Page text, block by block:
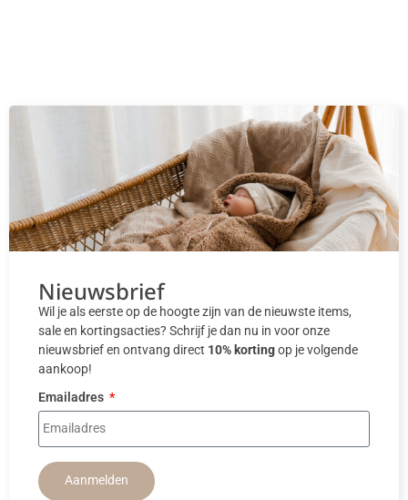
Nieuwsbrief
Wil je als eerste op de hoogte zijn van de nieuwste items,
sale en kortingsacties? Schrijf je dan nu in voor onze
nieuwsbrief en ontvang direct 10% kortingop je volgende
aankoop!
Emailadres
Aanmelden